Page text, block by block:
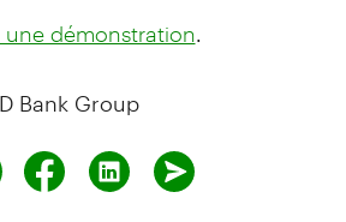
démonstration
Bank Group